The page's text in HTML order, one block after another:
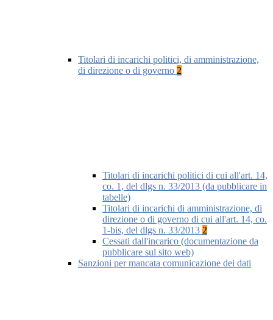
Titolari di incarichi politici, di amministrazione,
di direzione o di governo 2
Titolari di incarichi politici di cui all'art. 14,
co. 1, del dlgs n. 33/2013 (da pubblicare in
tabelle)
Titolari di incarichi di amministrazione, di
direzione o di governo di cui all'art. 14, co.
1-bis, del dlgs n. 33/2013 2
Cessati dall'incarico (documentazione da
pubblicare sul sito web)
Sanzioni per mancata comunicazione dei dati